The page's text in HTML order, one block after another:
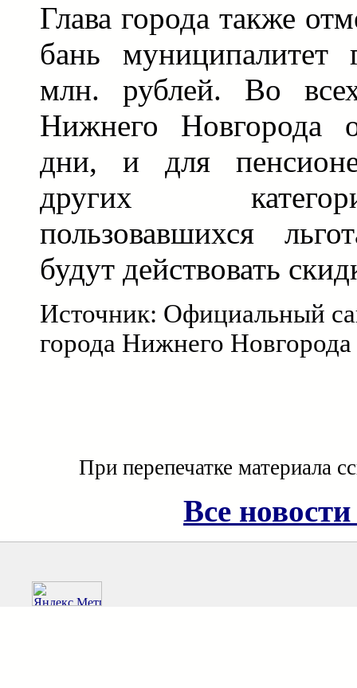
Глава города также
бань муниципалитет
млн. рублей. Во
Нижнего Новгорода
дни, и для
других
пользовавшихся
будут действовать
Источник: Официальный
города Нижнего Новгорода
При перепечатке материала
Все